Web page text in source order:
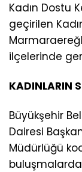
Kadın Dostu
geçirilen
ilçelerinde
KADINLARIN
Büyükşehir
Dairesi
Müdürlüğü